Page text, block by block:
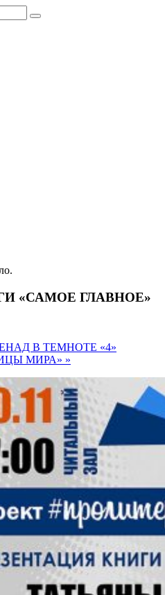
«САМОЕ ГЛАВНОЕ»
В ТЕМНОТЕ «4»
МИРА» »